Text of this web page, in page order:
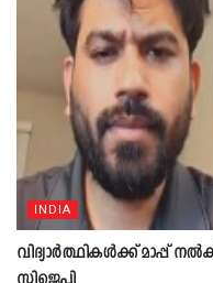
INDIA
വിദ്യാർത്ഥികൾക്ക് മാപ്പ്